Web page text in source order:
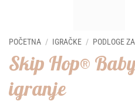
POČETNA / IGRAČKE / PODLOGE
Skip Hop®
igranje